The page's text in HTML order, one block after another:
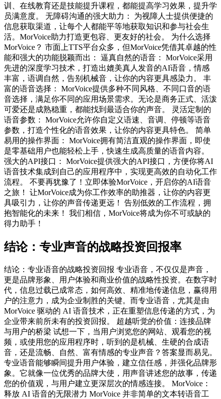
训、在线教育还是技能提升课程，都能提高学习效果，提升学
员满意度。 无障碍沟通的强大助力： 为视障人士提供便捷的
信息获取渠道，让每个人都能平等地获取知识和参与社会生
活。MorVoice助力打造更包容、更友好的社会。 为什么选择
MorVoice？ 市面上TTS平台众多，但MorVoice凭借其卓越的性
能和强大的功能脱颖而出： 逼真自然的语音： MorVoice采用
先进的深度学习技术，打造出媲美真人发音的AI语音，情感
丰富，语调自然，告别机械音，让你的内容更具感染力。 丰
富的语音选择： MorVoice提供多种不同风格、不同口音的语
音选择，满足你不同的应用场景需求。无论是商务正式、活泼
可爱还是成熟稳重，都能找到最适合你的声音。 灵活定制的
语音参数： MorVoice允许你自定义语速、音调、停顿等语音
参数，打造个性化的语音效果，让你的内容更具特色。 简单
易用的操作界面： MorVoice拥有简洁直观的操作界面，即使
是零基础用户也能轻松上手，快速生成高质量的语音内容。
强大的API接口： MorVoice提供强大的API接口，方便你将AI
语音技术集成到自己的应用程序中，实现更高效的自动化工作
流程。 不要再犹豫了！立即体验MorVoice，开启你的AI语音
之旅！ 让MorVoice成为你工作效率的助推器，让你的内容更
具吸引力，让你的声音传递更远！ 告别低效的工作流程，拥
抱智能化的未来！ 我们相信，MorVoice将成为你不可或缺的
得力助手！
结论：专业声音的战略投资回报率
结论：专业语音的战略投资回报 专业语音，不仅仅是声音，
更是品牌形象、用户体验和商业价值的战略性投资。在数字时
代，信息过载已成常态，如何高效、精准地传递信息，赢得用
户的注意力，成为企业制胜的关键。而专业语音，尤其是由
MorVoice 驱动的 AI 语音技术，正在重塑信息传递的方式，为
企业带来前所未有的投资回报。 超越听觉的价值：连接品牌
与用户的桥梁 试想一下，当用户浏览您的网站、观看您的视
频，或使用您的应用程序时，听到的是机械、生硬的合成语
音，还是流畅、自然、富有情感的专业声音？答案显而易见。
专业语音能够瞬间提升用户体验，建立信任感，并强化品牌形
象。它就像一位优秀的品牌大使，用声音讲述您的故事，传递
您的价值观，与用户建立更深层次的情感连接。 MorVoice：
释放 AI 语音的无限潜力 MorVoice 并非简单的文本转语音工